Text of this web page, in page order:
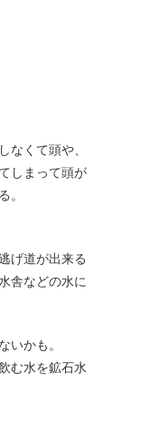
なくて頭や、
しまって頭が
。
げ道が出来る
舎などの水に
いかも。
む水を鉱石水